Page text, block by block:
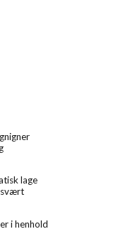
lage
svært
i henhold